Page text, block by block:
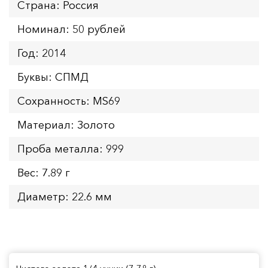
Страна: Россия
Номинал: 50 рублей
Год: 2014
Буквы: СПМД
Сохранность: MS69
Материал: Золото
Проба металла: 999
Вес: 7.89 г
Диаметр: 22.6 мм